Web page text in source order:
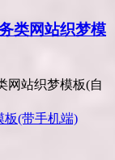
类网站织梦模
网站织梦模板(自